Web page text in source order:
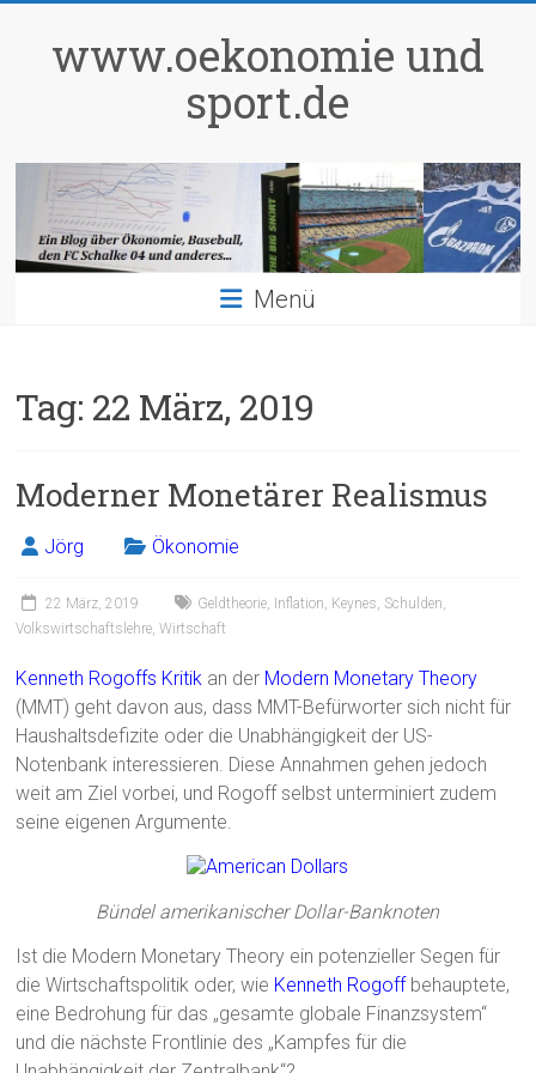
springenwww.oekonomie und
sport.de
Menü
Tag: 22 März, 2019
Moderner Monetärer Realismus
Jörg Ökonomie
22 März, 2019 Geldtheorie, Inflation, Keynes, Schulden,
Volkswirtschaftslehre,Wirtschaft
Kenneth Rogoffs Kritik an der Modern Monetary Theory
(MMT) geht davon aus, dass MMT-Befürworter sich nicht für
Haushaltsdefizite oder die Unabhängigkeit der US-
Notenbank interessieren. Diese Annahmen gehen jedoch
weit am Ziel vorbei, und Rogoff selbst unterminiert zudem
seine eigenen Argumente.
Bündel amerikanischer Dollar-Banknoten
Ist die Modern Monetary Theory ein potenzieller Segen für
die Wirtschaftspolitik oder, wie Kenneth Rogoff behauptete,
eine Bedrohung für das „gesamte globale Finanzsystem“
und die nächste Frontlinie des „Kampfes für die